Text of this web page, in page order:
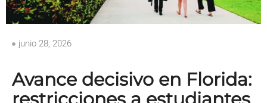
junio 28, 2026
Avance decisivo en Florida: